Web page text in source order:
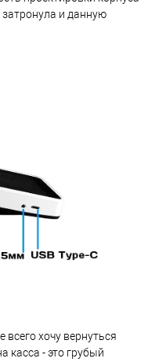
и данную
хочу вернуться
касса - это грубый